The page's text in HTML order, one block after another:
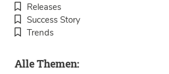
Releases
Success Story
Trends
Alle Themen: